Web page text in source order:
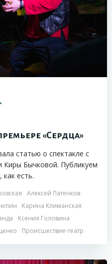
•
«Сердца»
статью о спектакле с
Бычковой. Публикуем
как есть.
Алексей Патенков
Карина Климанская
Ксения Головина
Происшествие-театр